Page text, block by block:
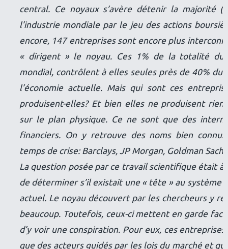
central. Ce noyaux s’avère détenir la majorité
l’industrie mondiale par le jeu des actions
encore, 147 entreprises sont encore plus
« dirigent » le noyau. Ces 1% de la totalité du
mondial, contrôlent à elles seules près de 40% du
l’économie actuelle. Mais qui sont ces
produisent-elles? Et bien elles ne produisent
sur le plan physique. Ce ne sont que des
financiers. On y retrouve des noms bien
temps de crise: Barclays, JP Morgan, Goldman
La question posée par ce travail scientifique était à
de déterminer s’il existait une « tête » au système
actuel. Le noyau découvert par les chercheurs y
beaucoup. Toutefois, ceux-ci mettent en garde face
d’y voir une conspiration. Pour eux, ces
que des acteurs guidés par les lois du marché et